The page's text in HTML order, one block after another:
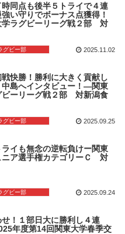
グビー部
同点も後半５トライで４連
い守りでボーナス点獲得！
ラグビーリーグ戦２部 対
2025.11.02
グビー部
戦快勝！勝利に大きく貢献し
中島へインタビュー！―関東
ビーリーグ戦２部 対新潟食
2025.09.25
グビー部
イも無念の逆転負けー関東
ニア選手権カテゴリーＣ 対
2025.09.24
せ！１部日大に勝利し４連
年度第14回関東大学春季交